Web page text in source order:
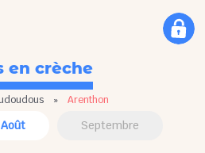
en crèche
» Arenthon
Août Septembre